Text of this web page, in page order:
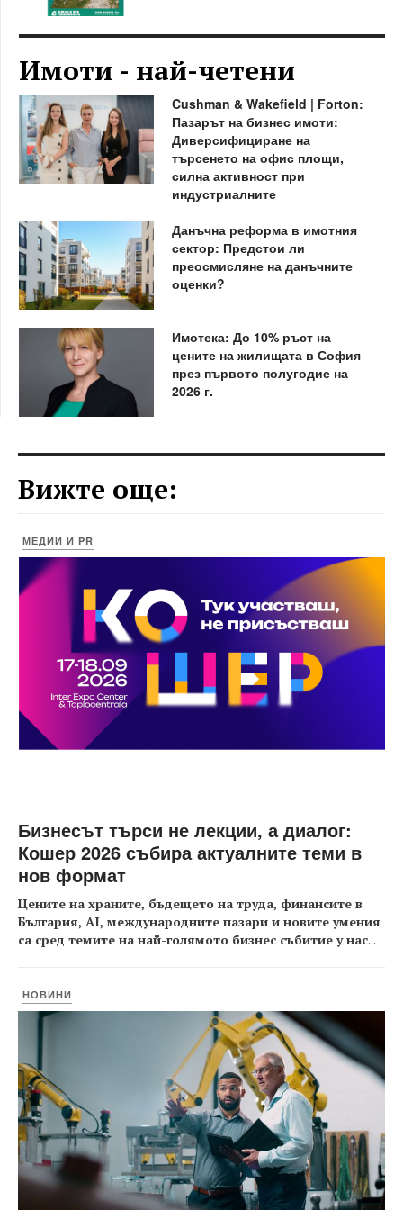
Имоти - най-четени
Cushman & Wakefield | Forton:
Пазарът на бизнес имоти:
Диверсифициране на
търсенето на офис площи,
силна активност при
индустриалните
Данъчна реформа в имотния
сектор: Предстои ли
преосмисляне на данъчните
оценки?
Имотека: До 10% ръст на
цените на жилищата в София
през първото полугодие на
2026 г.
Вижте още:
МЕДИИ И PR
Бизнесът търси не лекции, а диалог:
Кошер 2026 събира актуалните теми в
нов формат
Цените на храните, бъдещето на труда, финансите в
България, AI, международните пазари и новите умения
са сред темите на най-голямото бизнес събитие у нас...
НОВИНИ